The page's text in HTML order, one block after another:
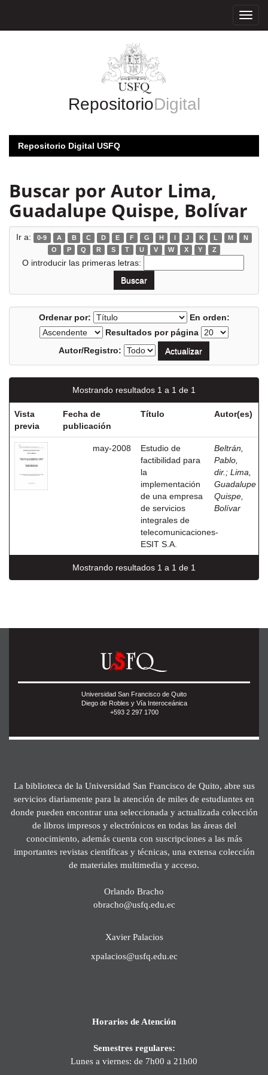
RepositorioDigital
Repositorio Digital USFQ
Buscar por Autor Lima,
Guadalupe Quispe, Bolívar
Ir a: 0-9 A B C D E F G H I J K L M
N
O
P Q R S T U V W X Y Z
O introducir las primeras letras:
Ordenar por:
En orden:
Resultados por página
Autor/Registro:
Mostrando resultados 1 a 1 de 1
Vista
previa
Fecha de
publicación
Título Autor(es)
may-2008
Estudio de
factibilidad para
la
implementación
de una empresa
de servicios
integrales de
telecomunicaciones-
ESIT S.A.
Beltrán,
Pablo,
dir. ; Lima,
Guadalupe
Quispe,
Bolívar
Mostrando resultados 1 a 1 de 1
Universidad San Francisco de Quito
Diego de Robles y Vía Interoceánica
+593 2 297 1700
La biblioteca de la Universidad San Francisco de Quito, abre sus
servicios diariamente para la atención de miles de estudiantes en
donde pueden encontrar una seleccionada y actualizada colección
de libros impresos y electrónicos en todas las áreas del
conocimiento, además cuenta con suscripciones a las más
importantes revistas científicas y técnicas, una extensa colección
de materiales multimedia y acceso.
Orlando Bracho
obracho@usfq.edu.ec
Xavier Palacios
xpalacios@usfq.edu.ec
Horarios de Atención
Semestres regulares:
Lunes a viernes: de 7h00 a 21h00